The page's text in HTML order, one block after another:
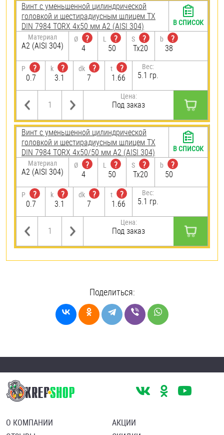
Винт с уменьшенной цилиндрической
головкой и шестирадиусным шлицем TX
DIN 7984 TORX 4х50 мм А2 (AISI 304)
Материал
А2 (AISI 304)
Ø
?
4
L
?
50
S
?
Tx20
b
?
38
P
?
0.7
k
?
3.1
dk
?
7
t
?
1.66
Вес:
5.1 гр.
Цена:
Под заказ
В СПИСОК
Винт с уменьшенной цилиндрической
головкой и шестирадиусным шлицем TX
DIN 7984 TORX 4х50/50 мм А2 (AISI 304)
Материал
А2 (AISI 304)
Ø
?
4
L
?
50
S
?
Tx20
b
?
50
P
?
0.7
k
?
3.1
dk
?
7
t
?
1.66
Вес:
5.1 гр.
Цена:
Под заказ
В СПИСОК
Поделиться:
О КОМПАНИИ
АКЦИИ